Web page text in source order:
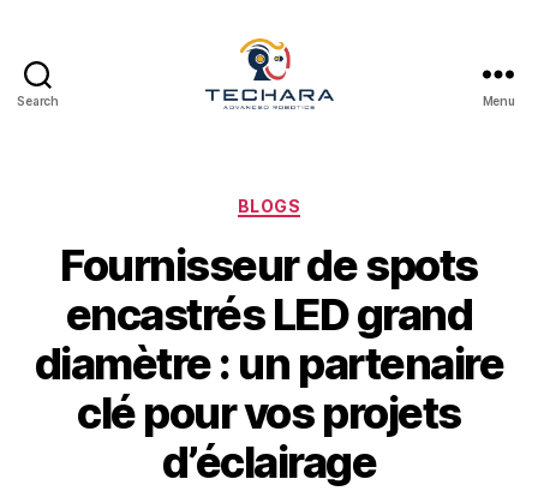
Search Menu
Categories
BLOGS
Fournisseur de spots
encastrés LED grand
diamètre : un partenaire
clé pour vos projets
d’éclairage